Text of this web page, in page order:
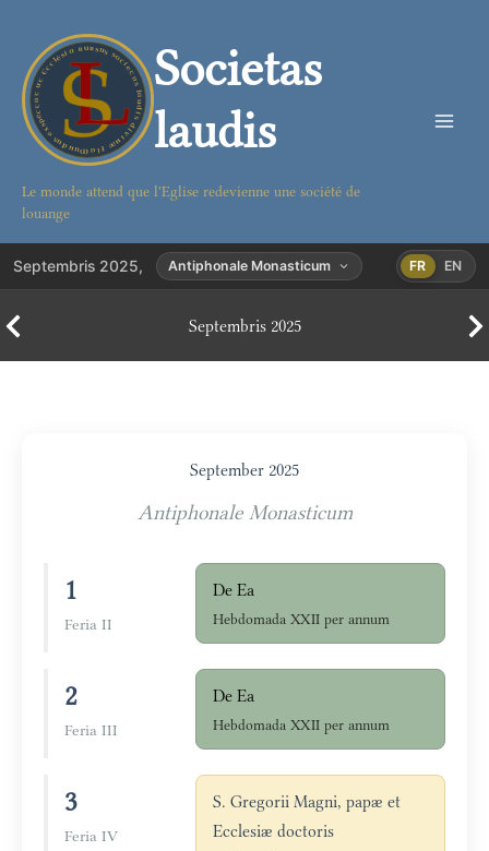
contenu
Societas
laudis
Le monde attend que l'Eglise redevienne une société de
louange
Septembris 2025, Antiphonale Monasticum FR EN
Septembris 2025
September 2025
Antiphonale Monasticum
1
Feria II
De Ea
Hebdomada XXII per annum
2
Feria III
De Ea
Hebdomada XXII per annum
3
Feria IV
S. Gregorii Magni, papæ et
Ecclesiæ doctoris